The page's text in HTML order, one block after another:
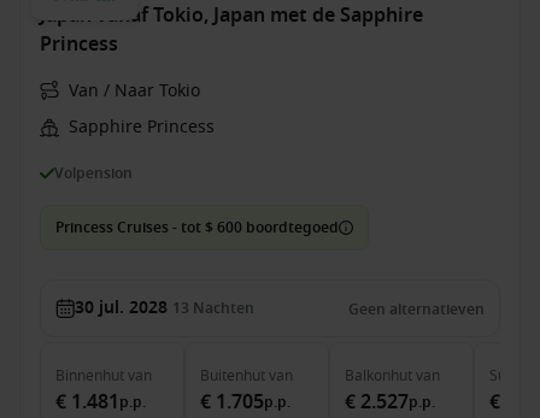
Japan vanaf Tokio, Japan met de Sapphire
Princess
Van / Naar Tokio
Sapphire Princess
Volpension
Princess Cruises - tot $ 600 boordtegoed
30 jul. 2028 13 Nachten Geen alternatieven
Binnenhutvan
€ 1.481 p.p.
Buitenhutvan
€ 1.705p.p.
Balkonhutvan
€ 2.527p.p.
Suite
€